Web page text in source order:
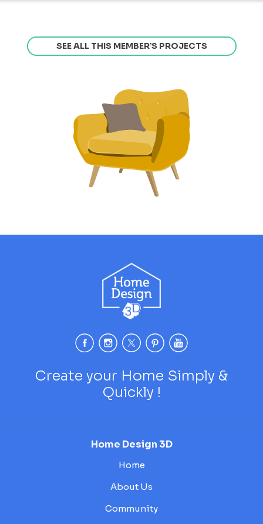
SEE ALL THIS MEMBER’S PROJECTS
Create your Home Simply &
Quickly !
Home Design 3D
Home
About Us
Community